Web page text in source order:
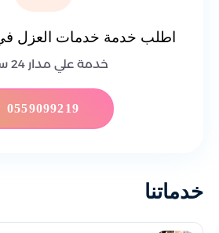
اطلب خدمة خدمات العزل
خدمة علي مدار 24 ساعه
0559099219
خدماتنا